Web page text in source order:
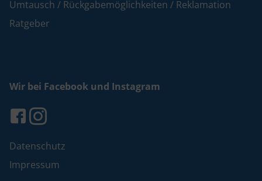
Umtausch / Rückgabemöglichkeiten / Reklamation
Ratgeber
Wir bei Facebook und Instagram
Datenschutz
Impressum